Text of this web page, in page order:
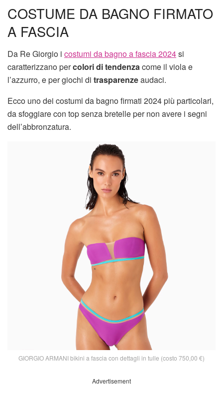
COSTUME DA BAGNO FIRMATO
A FASCIA
Da Re Giorgio i costumi da bagno a fascia 2024si
caratterizzano percolori di tendenzacome il viola e
l’azzurro, e per giochi di trasparenzeaudaci.
Ecco uno dei costumi da bagno firmati 2024 più particolari,
da sfoggiare con top senza bretelle per non avere i segni
dell’abbronzatura.
GIORGIO ARMANI bikini a fascia con dettagli in tulle (costo 750,00 €)
Advertisement